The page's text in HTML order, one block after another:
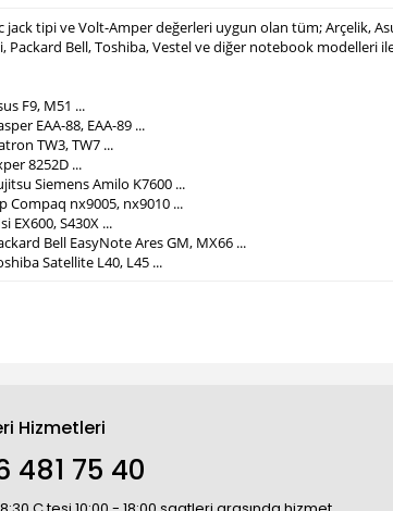
jack tipi ve Volt-Amper değerleri uygun olan tüm; Arçelik,
Packard Bell, Toshiba, Vestel ve diğer notebook modelleri
F9, M51 ...
EAA-88, EAA-89 ...
TW3, TW7 ...
8252D ...
Siemens Amilo K7600 ...
Compaq nx9005, nx9010 ...
EX600, S430X ...
Bell EasyNote Ares GM, MX66 ...
Satellite L40, L45 ...
Hizmetleri
481 75 40